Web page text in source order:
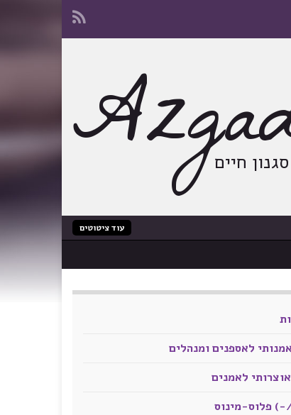
חיים
עוד ציטוטים
לאספנים ומנהלים
אוצרותי לאמנים